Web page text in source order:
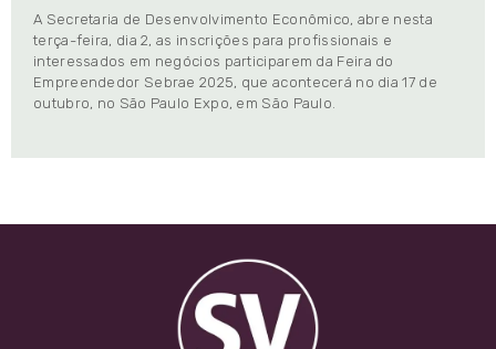
A Secretaria de Desenvolvimento Econômico, abre nesta
terça-feira, dia 2, as inscrições para profissionais e
interessados em negócios participarem da Feira do
Empreendedor Sebrae 2025, que acontecerá no dia 17 de
outubro, no São Paulo Expo, em São Paulo.